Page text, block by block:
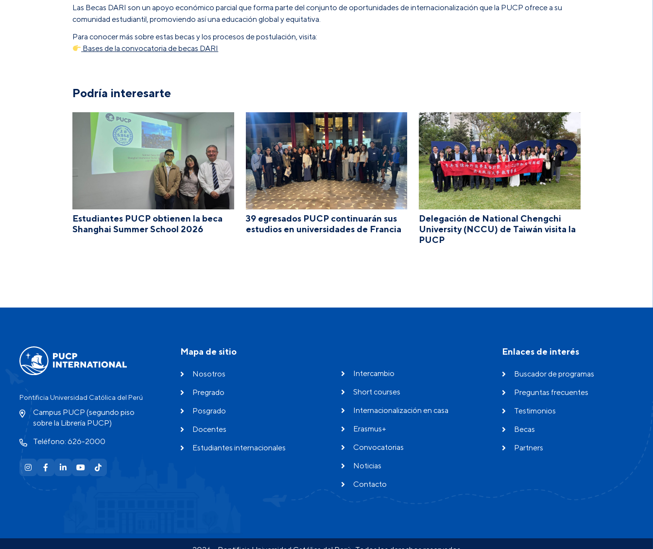
Las Becas DARI son un apoyo económico parcial que forma parte del conjunto deoportunidades de internacionalización que la PUCP ofrece a su
comunidad estudiantil, promoviendo así una educación global y equitativa.
Para conocer más sobre estas becas y los procesos de postulación, visita:
Bases de la convocatoria de becas DARI
Podría interesarte
Estudiantes PUCP obtienen la beca
Shanghai Summer School 2026
39 egresados PUCP continuarán sus
estudios en universidades de Francia
Delegación de National Chengchi
University (NCCU) de Taiwán visita la
PUCP
Pontificia Universidad Católica del Perú
Campus PUCP (segundo piso
sobre la Librería PUCP)
Teléfono: 626-2000
Mapa de sitio
Nosotros
Pregrado
Posgrado
Docentes
Estudiantes internacionales
Intercambio
Short courses
Internacionalización en casa
Erasmus+
Convocatorias
Noticias
Contacto
Enlaces de interés
Buscador de programas
Preguntas frecuentes
Testimonios
Becas
Partners